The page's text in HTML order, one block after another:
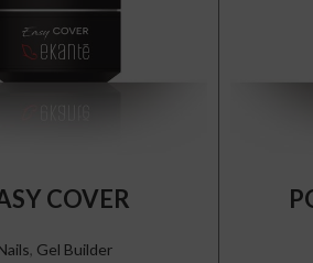
COVER
, Gel Builder